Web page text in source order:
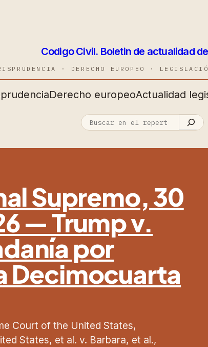
Codigo Civil. Boletin de actualidad
· DERECHO EUROPEO ·
Derecho europeoActualidad
Supremo, 30
— Trump v.
por
Decimocuarta
Court of the United States,
States, et al. v. Barbara, et al.,